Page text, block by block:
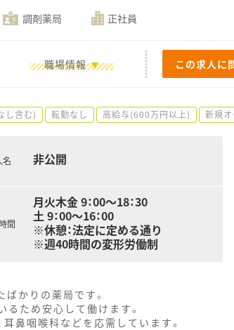
調剤薬局 正社員
職場情報 この求人に
し含む) 転勤なし 高給与(600万円以上) 新規
名 非公開
間
月火木金 9：00～18：30
土 9：00～16：00
※休憩：法定に定める通り
※週40時間の変形労働制
かりの薬局です。
ため安心して働けます。
耳鼻咽喉科などを応需しています。